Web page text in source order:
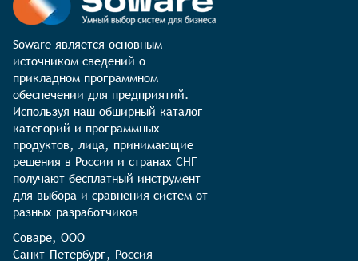
Soware является основным
источником сведений о
прикладном программном
обеспечении для предприятий.
Используя наш обширный каталог
категорий и программных
продуктов, лица, принимающие
решения в России и странах СНГ
получают бесплатный инструмент
для выбора и сравнения систем от
разных разработчиков
Соваре, ООО
Санкт-Петербург, Россия